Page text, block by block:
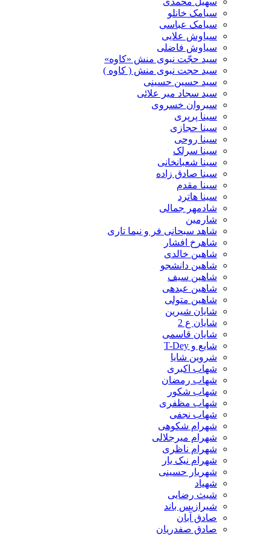
سیامک خانلو
سیامک عباسی
سیاوش علایی
سیاوش فاضلی
سید حجّت نبوی منش «کاوه»
سید حجت نبوی منش ( کاوه )
سید حسین حسینى
سید سجاد میر علائی
سیروان خسروی
سینا پرپری
سینا حجازی
سینا روحی
سینا سرلک
سینا شعبانخانی
سینا صادق زاده
سینا مقدم
سینا هاترد
شادمهر جمالی
شارمین
شاهد سبحانی فر و نیما تاری
شاهرخ افشار
شاهین خالدی
شاهین دانشجو
شاهین سیف
شاهین عبدهی
شاهین متولی
شایان شیرین
شایان ع 2
شایان قاسمی
شایع و T-Dey
شروین شایا
شهاب اکبری
شهاب رمضان
شهاب شکور
شهاب مظفری
شهاب نجفی
شهرام شکوهی
شهرام میرجلالی
شهرام ناظری
شهرام نیک یار
شهریار حسینی
شهیاد
شیث رضایی
شیرازیس باند
صادق آبان
صادق صفدریان